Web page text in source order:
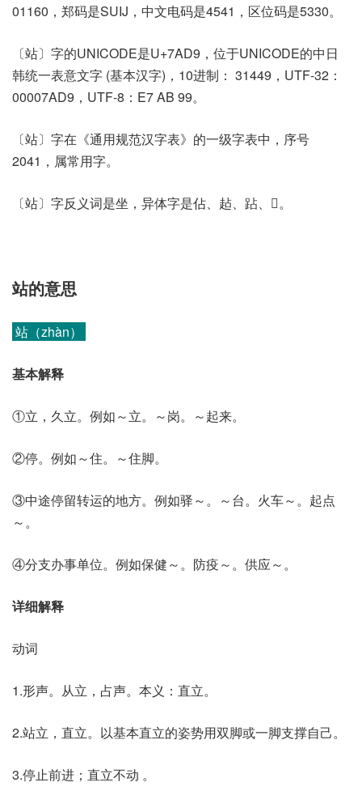
01160，郑码是SUIJ，中文电码是4541，区位码是5330。
〔站〕字的UNICODE是U+7AD9，位于UNICODE的中日
韩统一表意文字 (基本汉字)，10进制： 31449，UTF-32：
00007AD9，UTF-8：E7 AB 99。
〔站〕字在《通用规范汉字表》的一级字表中，序号
2041，属常用字。
〔站〕字反义词是坐，异体字是佔、趈、跕、𥩠。
站的意思
站（zhàn）
基本解释
①立，久立。例如～立。～岗。～起来。
②停。例如～住。～住脚。
③中途停留转运的地方。例如驿～。～台。火车～。起点
～。
④分支办事单位。例如保健～。防疫～。供应～。
详细解释
动词
1.形声。从立，占声。本义：直立。
2.站立，直立。以基本直立的姿势用双脚或一脚支撑自己。
3.停止前进；直立不动 。